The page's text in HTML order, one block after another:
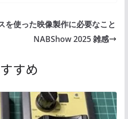
を使った映像製作に必要なこと
NABShow 2025 雑感
すめ